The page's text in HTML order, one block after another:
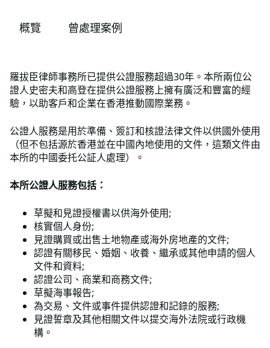
概覽 曾處理案例
羅拔臣律師事務所已提供公證服務超過30年。本所兩位公
證人史密夫和高登在提供公證服務上擁有廣泛和豐富的經
驗，以助客戶和企業在香港推動國際業務。
公證人服務是用於準備、簽訂和核證法律文件以供國外使用
（但不包括源於香港並在中國內地使用的文件，這類文件由
本所的中國委托公証人處理）。
本所公證人服務包括：
草擬和見證授權書以供海外使用;
核實個人身份;
見證購買或出售土地物產或海外房地產的文件;
認證有關移民、婚姻、收養、繼承或其他申請的個人
文件和資料;
認證公司、商業和商務文件;
草擬海事報告;
為交易、文件或事件提供認證和記錄的服務;
見證誓章及其他相關文件以提交海外法院或行政機
構。